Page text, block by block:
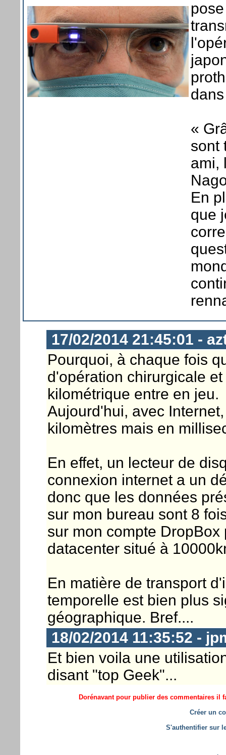
«
sont
ami,
En
que
17/02/2014 21:45:01 -
Pourquoi, à chaque fois
d'opération chirurgicale
kilométrique entre en jeu.
Aujourd'hui, avec
kilomètres mais en
En effet, un lecteur de
connexion internet a un
donc que les données
sur mon bureau sont 8
sur mon compte
datacenter situé à
En matière de transport
temporelle est bien plus
géographique. Bref....
18/02/2014 11:35:52 -
Et bien voila une
disant "top Geek"...
Dorénavant pour publier des commentaires il
Créer un
S'authentifier sur